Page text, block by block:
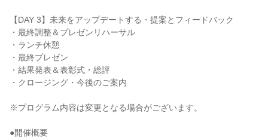
【DAY 3】未来をアップデートする・提案とフィードバック
・最終調整＆プレゼンリハーサル
・ランチ休憩
・最終プレゼン
・結果発表＆表彰式・総評
・クロージング・今後のご案内
※プログラム内容は変更となる場合がございます。
●開催概要